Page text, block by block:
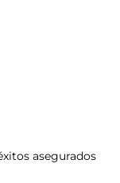
asegurados